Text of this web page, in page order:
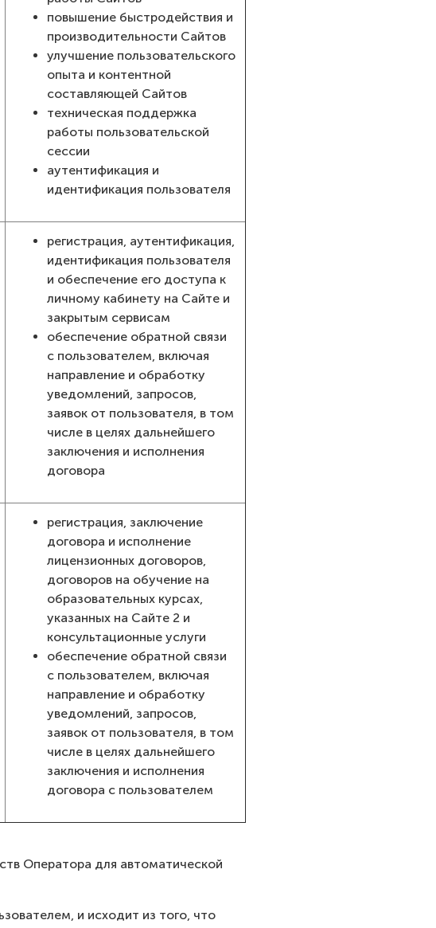
повышение быстродействия и
производительности Сайтов
улучшение пользовательского
опыта и контентной
составляющей Сайтов
техническая поддержка
работы пользовательской
сессии
аутентификация и
идентификация пользователя
регистрация, аутентификация,
идентификация пользователя
и обеспечение его доступа к
личному кабинету на Сайте и
закрытым сервисам
обеспечение обратной связи
с пользователем, включая
направление и обработку
уведомлений, запросов,
заявок от пользователя, в том
числе в целях дальнейшего
заключения и исполнения
договора
регистрация, заключение
договора и исполнение
лицензионных договоров,
договоров на обучение на
образовательных курсах,
указанных на Сайте 2 и
консультационные услуги
обеспечение обратной связи
с пользователем, включая
направление и обработку
уведомлений, запросов,
заявок от пользователя, в том
числе в целях дальнейшего
заключения и исполнения
договора с пользователем
Оператора для автоматической
и исходит из того, что